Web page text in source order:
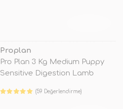
Proplan
Pro Plan 3 Kg Medium Puppy
Sensitive Digestion Lamb
(59 Değerlendirme)